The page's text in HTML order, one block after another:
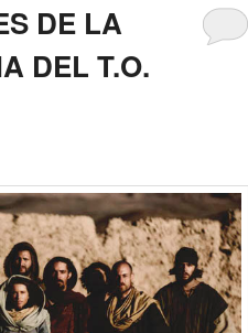
DE LA
DEL T.O.